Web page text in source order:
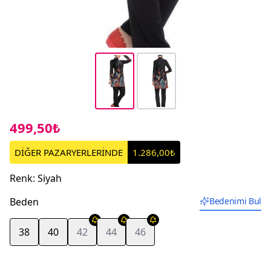
499,50₺
DİĞER PAZARYERLERİNDE 1.286,00₺
Renk: Siyah
Beden
Bedenimi Bul
38 40 42 44 46